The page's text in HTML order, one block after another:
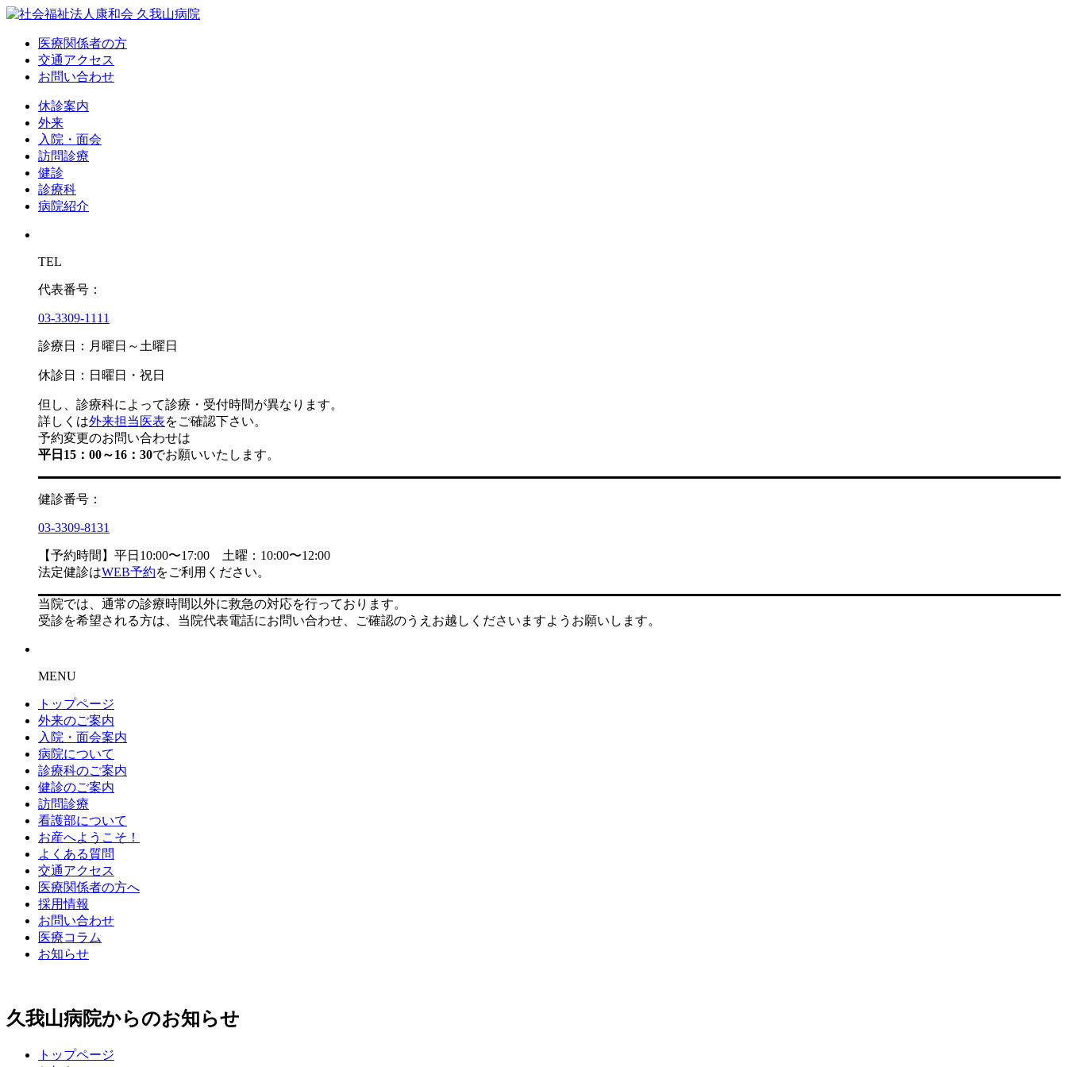
医療関係者の方
交通アクセス
お問い合わせ
休診案内
外来
入院・面会
訪問診療
健診
診療科
病院紹介
TEL
代表番号：
03-3309-1111
診療日：月曜日～土曜日
休診日：日曜日・祝日
但し、診療科によって診療・受付時間が異なります。
詳しくは外来担当医表をご確認下さい。
予約変更のお問い合わせは
平日15：00～16：30でお願いいたします。
健診番号：
03-3309-8131
【予約時間】平日10:00〜17:00 土曜：10:00〜12:00
法定健診はWEB予約をご利用ください。
当院では、通常の診療時間以外に救急の対応を行っております。
受診を希望される方は、当院代表電話にお問い合わせ、ご確認のうえお越しくださいますようお願いします。
MENU
トップページ
外来のご案内
入院・面会案内
病院について
診療科のご案内
健診のご案内
訪問診療
看護部について
お産へようこそ！
よくある質問
交通アクセス
医療関係者の方へ
採用情報
お問い合わせ
医療コラム
お知らせ
久我山病院からのお知らせ
トップページ